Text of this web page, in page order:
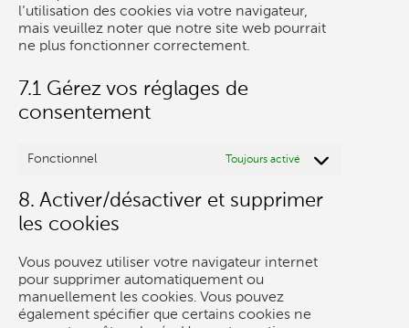
l’utilisation des cookies via votre navigateur,
mais veuillez noter que notre site web pourrait
ne plus fonctionner correctement.
7.1 Gérez vos réglages de
consentement
Fonctionnel Toujours activé
8. Activer/désactiver et supprimer
les cookies
Vous pouvez utiliser votre navigateur internet
pour supprimer automatiquement ou
manuellement les cookies. Vous pouvez
également spécifier que certains cookies ne